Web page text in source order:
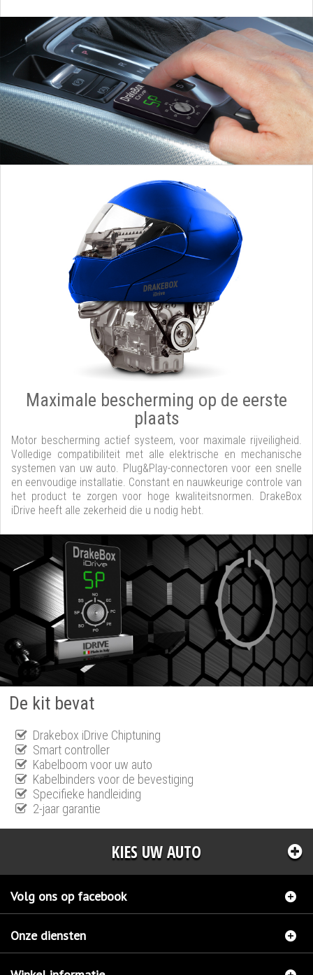
Maximale bescherming op de eerste
plaats
Motor bescherming actief systeem, voor maximale rijveiligheid.
Volledige compatibiliteit met alle elektrische en mechanische
systemen van uw auto. Plug&Play-connectoren voor een snelle
en eenvoudige installatie. Constant en nauwkeurige controle van
het product te zorgen voor hoge kwaliteitsnormen. DrakeBox
iDrive heeft alle zekerheid die u nodig hebt.
De kit bevat
Drakebox iDrive Chiptuning
Smart controller
Kabelboom voor uw auto
Kabelbinders voor de bevestiging
Specifieke handleiding
2-jaar garantie
KIES UW AUTO
Volg ons op facebook
Onze diensten